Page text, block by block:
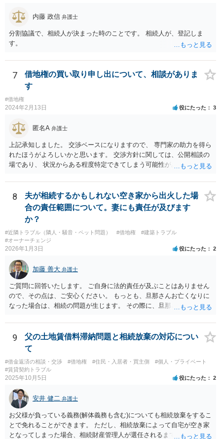
内藤 政信 弁護士
分割協議で、相続人が決まった時のことです。 相続人が、登記しま
す。
7
借地権の買い取り申し出について、相談がありま
す
#借地権
2024年2月13日 役にたった 3
匿名A 弁護士
上記承知しました。 交渉ベースになりますので、 専門家の助力を得ら
れたほうがよろしいかと思います。 交渉方針に関しては、公開相談の
場であり、 状況からある程度特定できてしまう可能性があり、 相手方
いたします。
8
夫が相続するかもしれない空き家から出火した場
合の責任範囲について。妻にも責任が及びます
か？
#近隣トラブル（隣人・騒音・ペット問題） #借地権
#建築トラブル
#オーナーチェンジ
2026年1月3日 役にたった 2
加藤 善大 弁護士
ご質問に回答いたします。 ご自身に法的責任が及ぶことはありません
ので、その点は、ご安心ください。 もっとも、旦那さんお亡くなりに
なった場合は、相続の問題が生じます。 その際に、旦那さんが損害賠
とにはなります。 また、建物は旦那さんも２分の１を相続したことに
なっていますが、 遺産分割未了のまま旦那さんが亡くなると、ご質問
者様がその２分の１の分を相続することになります。 借家に建ってい
が、 まずはその点をはっきりさせた方がよさそうですね。 ご質問に対
する回答は以上ですが、可能であれば、ご依頼になるかは別にして、
求めることをおすすめいたします。 ご参考にしていただけますと幸い
です。
9
父の土地賃借料滞納問題と相続放棄の対応につい
て
#借金返済の相談・交渉 #借地権 #住民・入居者・買主側
#個人・プライベート
#賃貸契約トラブル
2025年10月5日 役にたった 2
安井 健二 弁護士
お父様が負っている義務(解体義務も含む)についても相続放棄をするこ
とで免れることができます。 ただし、相続放棄によって自宅が空き家
となってしまった場合、相続財産管理人が選任されるまで、管理義務